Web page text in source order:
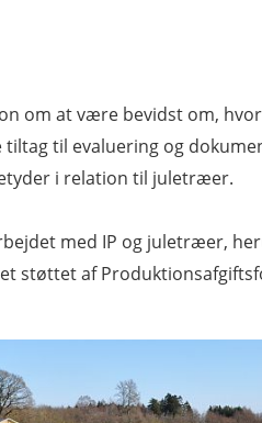
om at være bevidst om,
til evaluering og
i relation til juletræer.
med IP og juletræer,
støttet af